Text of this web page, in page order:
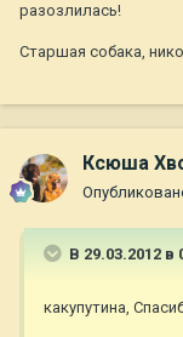
разозлилась!
Старшая собака,
Ксюша
В 29.03.2012
какупутина,